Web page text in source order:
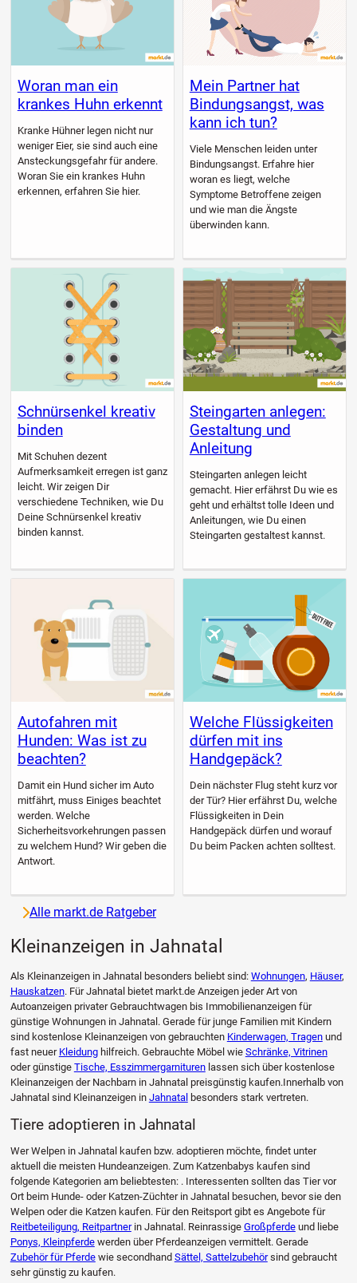
Woran man ein
krankes Huhn erkennt
Kranke Hühner legen nicht nur
weniger Eier, sie sind auch eine
Ansteckungsgefahr für andere.
Woran Sie ein krankes Huhn
erkennen, erfahren Sie hier.
Mein Partner hat
Bindungsangst, was
kann ich tun?
Viele Menschen leiden unter
Bindungsangst. Erfahre hier
woran es liegt, welche
Symptome Betroffene zeigen
und wie man die Ängste
überwinden kann.
Schnürsenkel kreativ
binden
Mit Schuhen dezent
Aufmerksamkeit erregen ist ganz
leicht. Wir zeigen Dir
verschiedene Techniken, wie Du
Deine Schnürsenkel kreativ
binden kannst.
Steingarten anlegen:
Gestaltung und
Anleitung
Steingarten anlegen leicht
gemacht. Hier erfährst Du wie es
geht und erhältst tolle Ideen und
Anleitungen, wie Du einen
Steingarten gestaltest kannst.
Autofahren mit
Hunden: Was ist zu
beachten?
Damit ein Hund sicher im Auto
mitfährt, muss Einiges beachtet
werden. Welche
Sicherheitsvorkehrungen passen
zu welchem Hund? Wir geben die
Antwort.
Welche Flüssigkeiten
dürfen mit ins
Handgepäck?
Dein nächster Flug steht kurz vor
der Tür? Hier erfährst Du, welche
Flüssigkeiten in Dein
Handgepäck dürfen und worauf
Du beim Packen achten solltest.
Alle markt.de Ratgeber
Kleinanzeigen in Jahnatal
Als Kleinanzeigen in Jahnatal besonders beliebt sind: Wohnungen, Häuser,
Hauskatzen. Für Jahnatal bietet markt.de Anzeigen jeder Art von
Autoanzeigen privater Gebrauchtwagen bis Immobilienanzeigen für
günstige Wohnungen in Jahnatal. Gerade für junge Familien mit Kindern
sind kostenlose Kleinanzeigen von gebrauchten Kinderwagen, Tragenund
fast neuer Kleidunghilfreich. Gebrauchte Möbel wie Schränke, Vitrinen
oder günstige Tische, Esszimmergarniturenlassen sich über kostenlose
Kleinanzeigen der Nachbarn in Jahnatal preisgünstig kaufen.Innerhalb von
Jahnatal sind Kleinanzeigen in Jahnatal besonders stark vertreten.
Tiere adoptieren in Jahnatal
Wer Welpen in Jahnatal kaufen bzw. adoptieren möchte, findet unter
aktuell die meisten Hundeanzeigen. Zum Katzenbabys kaufen sind
folgende Kategorien am beliebtesten: . Interessenten sollten das Tier vor
Ort beim Hunde- oder Katzen-Züchter in Jahnatal besuchen, bevor sie den
Welpen oder die Katzen kaufen. Für den Reitsport gibt es Angebote für
Reitbeteiligung, Reitpartnerin Jahnatal. Reinrassige Großpferdeund liebe
Ponys, Kleinpferdewerden über Pferdeanzeigen vermittelt. Gerade
Zubehör für Pferdewie secondhand Sättel, Sattelzubehörsind gebraucht
sehr günstig zu kaufen.